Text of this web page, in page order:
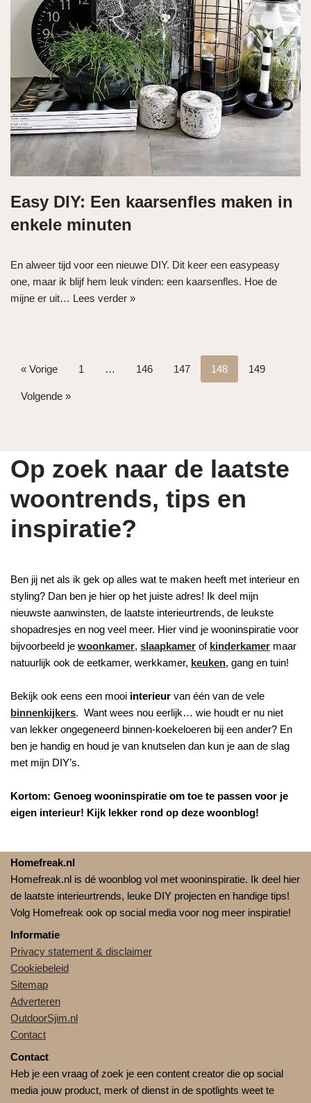
Easy DIY: Een kaarsenfles maken in
enkele minuten
En alweer tijd voor een nieuwe DIY. Dit keer een easypeasy
one, maar ik blijf hem leuk vinden: een kaarsenfles. Hoe de
mijne er uit… Lees verder »
« Vorige 1 … 146 147 148 149
Volgende »
Op zoek naar de laatste
woontrends, tips en
inspiratie?
Ben jij net als ik gek op alles wat te maken heeft met interieur en
styling? Dan ben je hier op het juiste adres! Ik deel mijn
nieuwste aanwinsten, de laatste interieurtrends, de leukste
shopadresjes en nog veel meer. Hier vind je wooninspiratie voor
bijvoorbeeld je woonkamer, slaapkamer of kinderkamer maar
natuurlijk ook de eetkamer, werkkamer, keuken, gang en tuin!
Bekijk ook eens een mooi interieur van één van de vele
binnenkijkers. Want wees nou eerlijk… wie houdt er nu niet
van lekker ongegeneerd binnen-koekeloeren bij een ander? En
ben je handig en houd je van knutselen dan kun je aan de slag
met mijn DIY’s.
Kortom: Genoeg wooninspiratie om toe te passen voor je
eigen interieur! Kijk lekker rond op deze woonblog!
Homefreak.nl
Homefreak.nl is dé woonblog vol met wooninspiratie. Ik deel hier
de laatste interieurtrends, leuke DIY projecten en handige tips!
Volg Homefreak ook op social media voor nog meer inspiratie!
Informatie
Privacy statement & disclaimer
Cookiebeleid
Sitemap
Adverteren
OutdoorSjim.nl
Contact
Contact
Heb je een vraag of zoek je een content creator die op social
media jouw product, merk of dienst in de spotlights weet te